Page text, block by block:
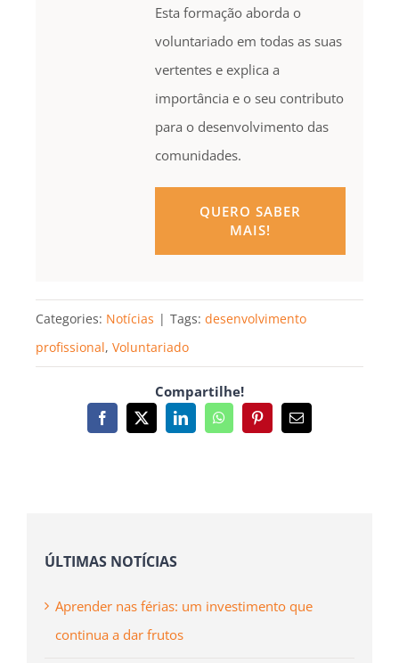
Esta formação aborda o
voluntariado em todas as suas
vertentes e explica a
importância e o seu contributo
para o desenvolvimento das
comunidades.
QUERO SABER
MAIS!
Categories: Notícias | Tags: desenvolvimento
profissional, Voluntariado
Compartilhe!
Facebook
X LinkedInWhatsAppPinterestEmail
(necessário
ÚLTIMAS NOTÍCIAS
Aprender nas férias: um investimento que
continua a dar frutos